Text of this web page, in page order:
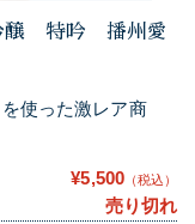
醸 特吟 播州愛
使った激レア商
¥5,500 （税込）
売り切れ